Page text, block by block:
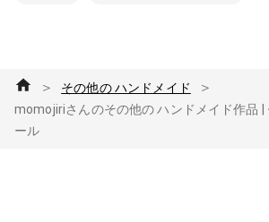
＞ その他の ハンドメイド ＞
momojiriさんのその他の ハンドメイド作品
ール